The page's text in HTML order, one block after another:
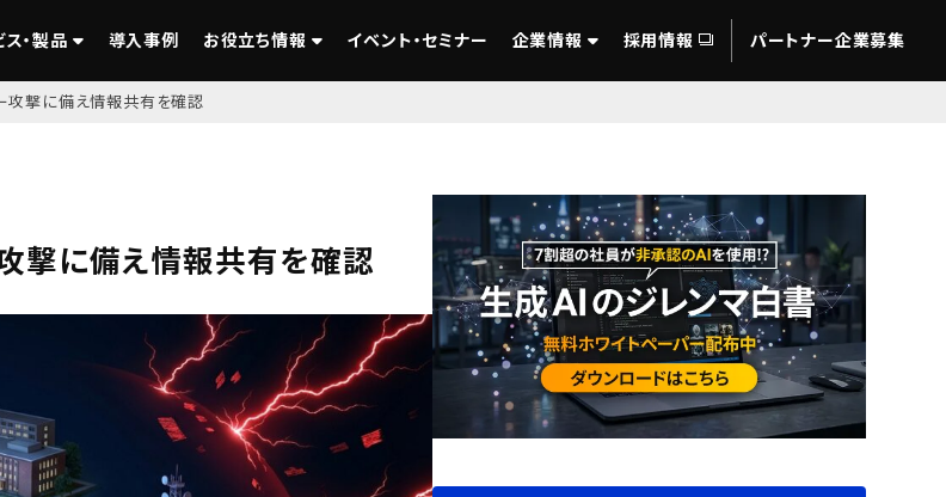
・製品 導入事例 お役立ち情報 イベント・セミナー 企業情報 採用情報 パートナー企業募集
撃に備え情報共有を確認
撃に備え情報共有を確認